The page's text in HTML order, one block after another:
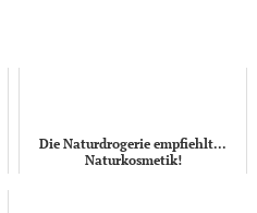
Die Naturdrogerie empfiehlt...
Naturkosmetik!